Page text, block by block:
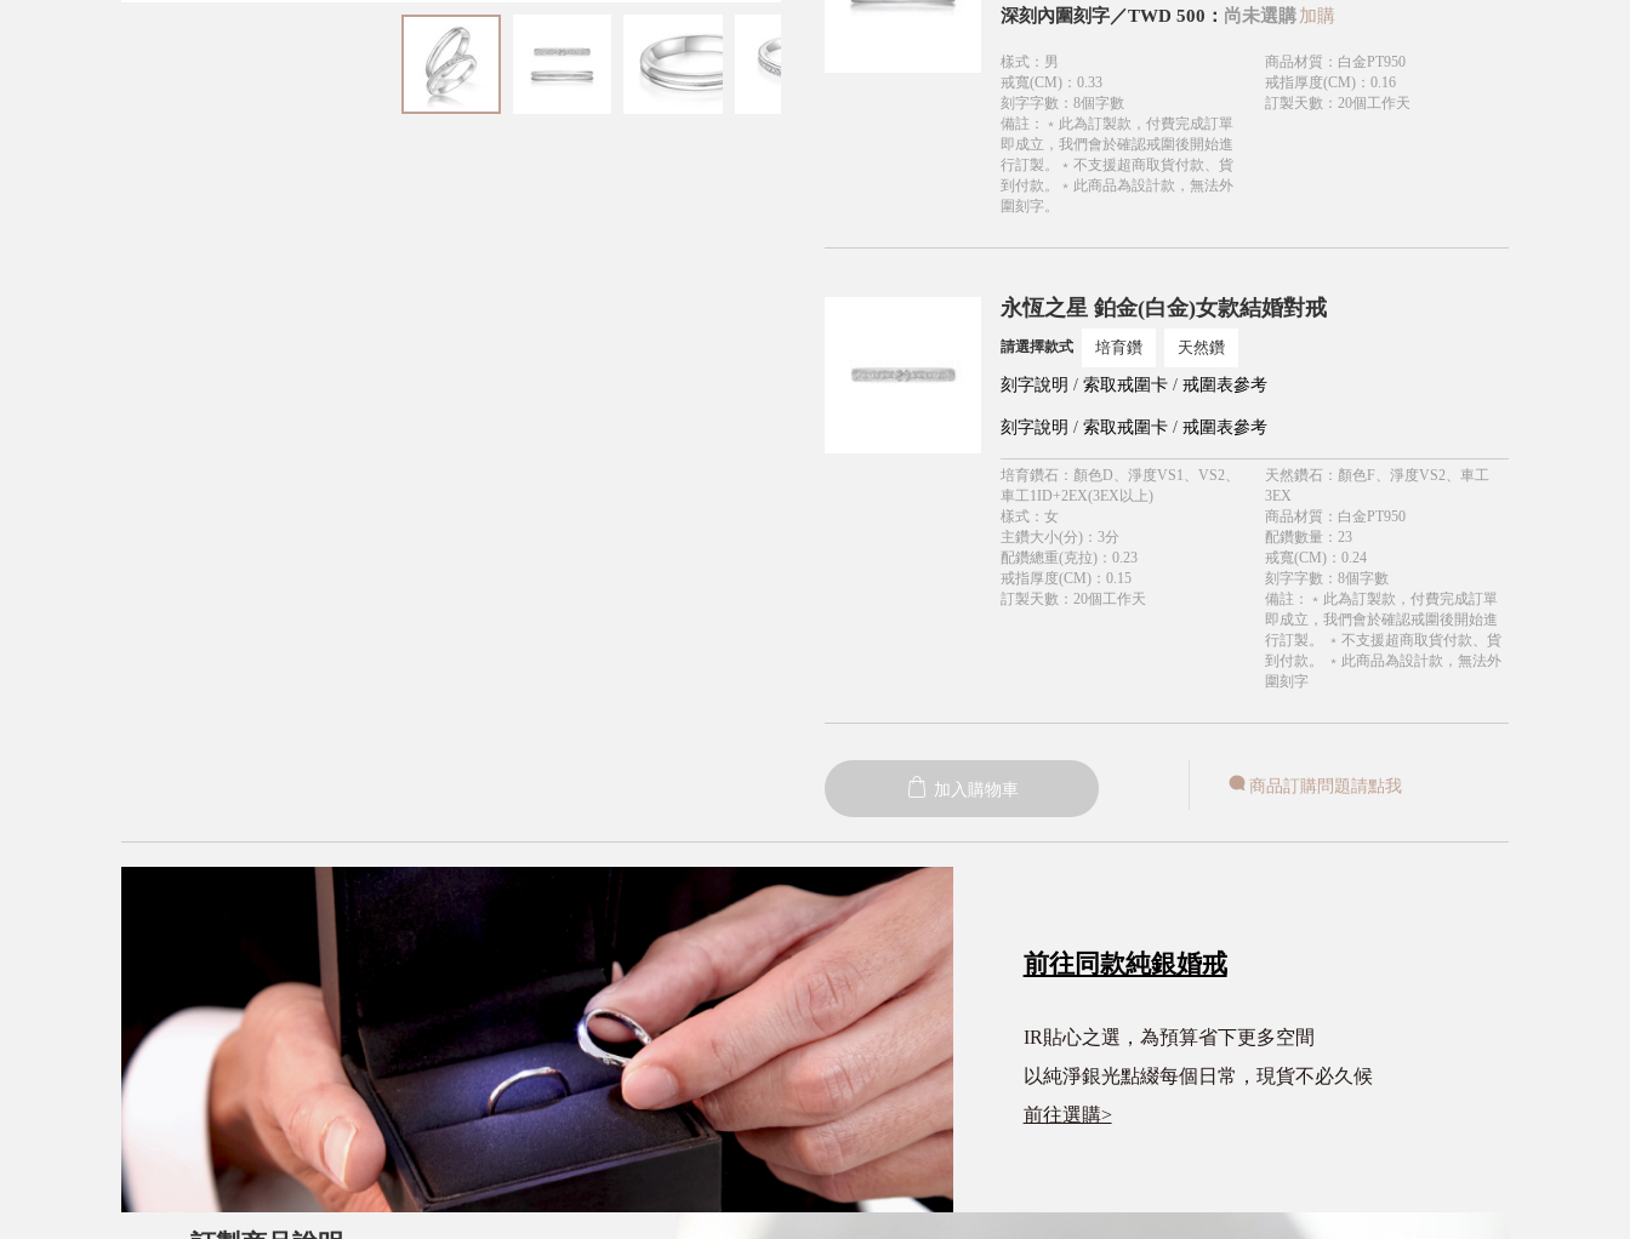
深刻內圍刻字／TWD 500 ： 尚未選購加購
樣式 ： 男 商品材質 ： 白金PT950
戒寬(CM) ： 0.33 戒指厚度(CM)： 0.16
刻字字數 ： 8個字數 訂製天數 ： 20個工作天
備註 ：
﹡此為訂製款，付費完成訂單
即成立，我們會於確認戒圍後開始進
行訂製。﹡不支援超商取貨付款、貨
到付款。﹡此商品為設計款，無法外
圍刻字。
永恆之星 鉑金(白金)女款結婚對戒
請選擇款式 培育鑽 天然鑽
刻字說明 / 索取戒圍卡 / 戒圍表參考
刻字說明 / 索取戒圍卡 / 戒圍表參考
培育鑽石 ： 顏色D、淨度VS1、VS2、
車工1ID+2EX(3EX以上)
天然鑽石： 顏色F、淨度VS2、車工
3EX
樣式 ： 女 商品材質 ： 白金PT950
主鑽大小(分) ： 3分 配鑽數量： 23
配鑽總重(克拉) ： 0.23 戒寬(CM)： 0.24
戒指厚度(CM) ： 0.15 刻字字數 ： 8個字數
訂製天數 ： 20個工作天 備註 ：
﹡此為訂製款，付費完成訂單
即成立，我們會於確認戒圍後開始進
行訂製。 ﹡不支援超商取貨付款、貨
到付款。 ﹡此商品為設計款，無法外
圍刻字
加入購物車 商品訂購問題請點我
前往同款純銀婚戒
IR貼心之選，為預算省下更多空間
以純淨銀光點綴每個日常，現貨不必久候
前往選購>